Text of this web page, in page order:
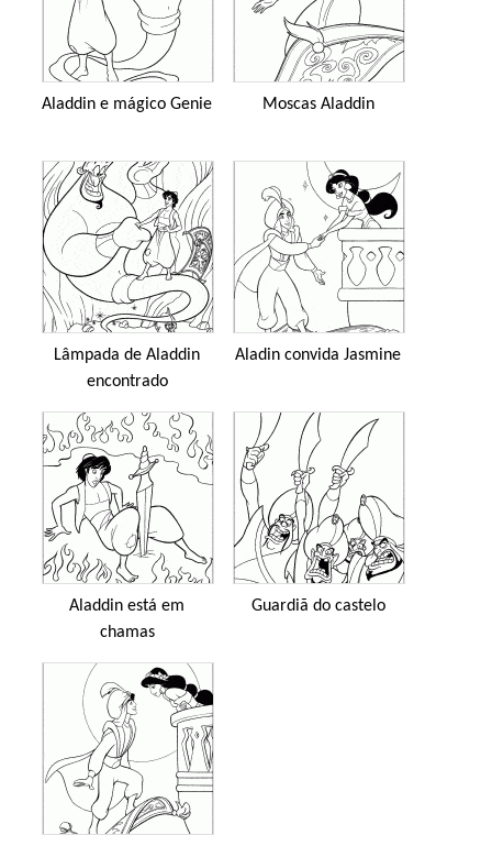
Aladdin e mágico Genie Moscas Aladdin
Lâmpada de Aladdin
encontrado
Aladin convida Jasmine
Aladdin está em
chamas
Guardiã do castelo